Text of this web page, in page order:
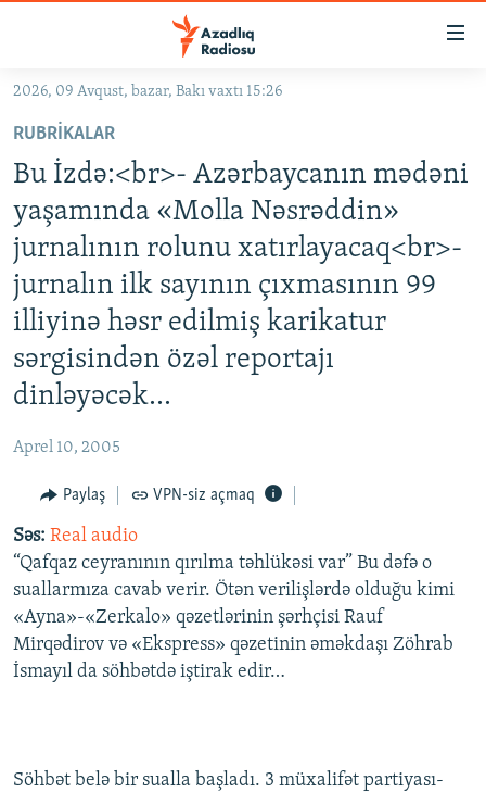
Əsas
qayıt
Əsas
qayıt
Axtarışa
keç
#İZAHLA
KORRUPSIOMETR
#ƏSLINDƏ
FƏRQƏ BAX
QANUNI DOĞRU
ARAŞDIRMA
MULTIMEDIA
İNFOQRAFIKA
KARIKATURA
AZƏRBAYCAN ƏDƏBIYYATI KITABXANASI
İSLAM VƏ DEMOKRATIYA
İZ - MƏDƏNIYYƏT PROQRAMI
MISSIYAMIZ
PEŞƏ ETIKASI VƏ JURNALISTIKA STANDARTLARIMIZ
MATERIALLARIMIZDAN ISTIFADƏ
AZADLIQRADIOSU MOBIL TELEFONUNUZDA
BIZIMLƏ ƏLAQƏ
BIZI IZLƏ
RFE/RL-in bütün saytları
2026, 09 Avqust, bazar, Bakı vaxtı 15:26
RUBRIKALAR
Bu İzdə:<br>- Azərbaycanın mədəni
yaşamında «Molla Nəsrəddin»
jurnalının rolunu xatırlayacaq<br>-
jurnalın ilk sayının çıxmasının 99
illiyinə həsr edilmiş karikatur
sərgisindən özəl reportajı
dinləyəcək…
Aprel 10, 2005
Paylaş VPN-siz açmaq
Səs: Real audio
“Qafqaz ceyranının qırılma təhlükəsi var” Bu dəfə o
suallarmıza cavab verir. Ötən verilişlərdə olduğu kimi
«Ayna»-«Zerkalo» qəzetlərinin şərhçisi Rauf
Mirqədirov və «Ekspress» qəzetinin əməkdaşı Zöhrab
İsmayıl da söhbətdə iştirak edir…
Söhbət belə bir sualla başladı. 3 müxalifət partiyası-